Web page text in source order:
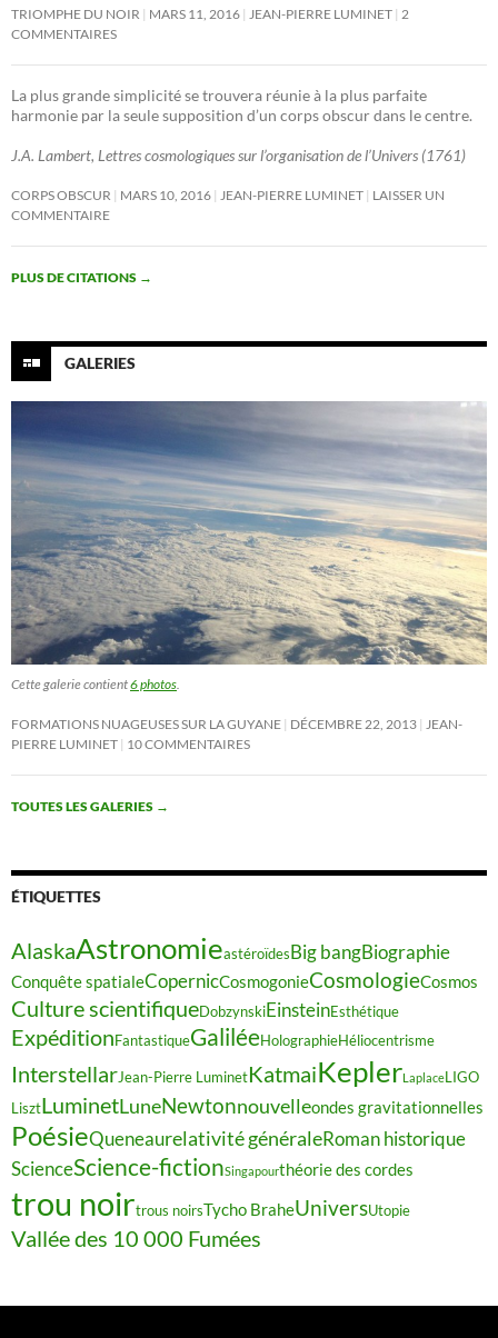
TRIOMPHE DU NOIR MARS 11, 2016 JEAN-PIERRE LUMINET 2
COMMENTAIRES
La plus grande simplicité se trouvera réunie à la plus parfaite
harmonie par la seule supposition d’un corps obscur dans le centre.
J.A. Lambert, Lettres cosmologiques sur l’organisation de l’Univers (1761)
CORPS OBSCUR MARS 10, 2016 JEAN-PIERRE LUMINET LAISSER UN
COMMENTAIRE
PLUS DE CITATIONS →
GALERIES
Cette galerie contient6 photos
FORMATIONS NUAGEUSES SUR LA GUYANE DÉCEMBRE 22, 2013
JEAN-
PIERRE LUMINET 10 COMMENTAIRES
TOUTES LES GALERIES →
ÉTIQUETTES
AlaskaAstronomieastéroïdesBig bangBiographie
Conquête spatialeCopernicCosmogonieCosmologieCosmos
Culture scientifiqueDobzynskiEinsteinEsthétique
ExpéditionFantastiqueGaliléeHolographieHéliocentrisme
InterstellarJean-Pierre LuminetKatmaiKeplerLaplaceLIGO
LisztLuminetLuneNewtonnouvelleondes gravitationnelles
PoésieQueneaurelativité généraleRoman historique
ScienceScience-fictionSingapourthéorie des cordes
trou noirtrous noirsTycho BraheUniversUtopie
Vallée des 10 000 Fumées